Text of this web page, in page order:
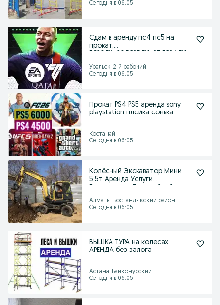
Сегодня в 06:05
Сдам в аренду пс4 пс5 на
прокат,
Уральск, 2-й рабочий
Сегодня в 06:05
Прокат PS4 PS5 аренда sony
playstation плойка сонька
Костанай
Сегодня в 06:05
Колёсный Экскаватор Мини
5,5т Аренда Услуги
Алматы, Бостандыкский район
Сегодня в 06:05
ВЫШКА ТУРА на колесах
АРЕНДА без залога
Астана, Байконурский
Сегодня в 06:05